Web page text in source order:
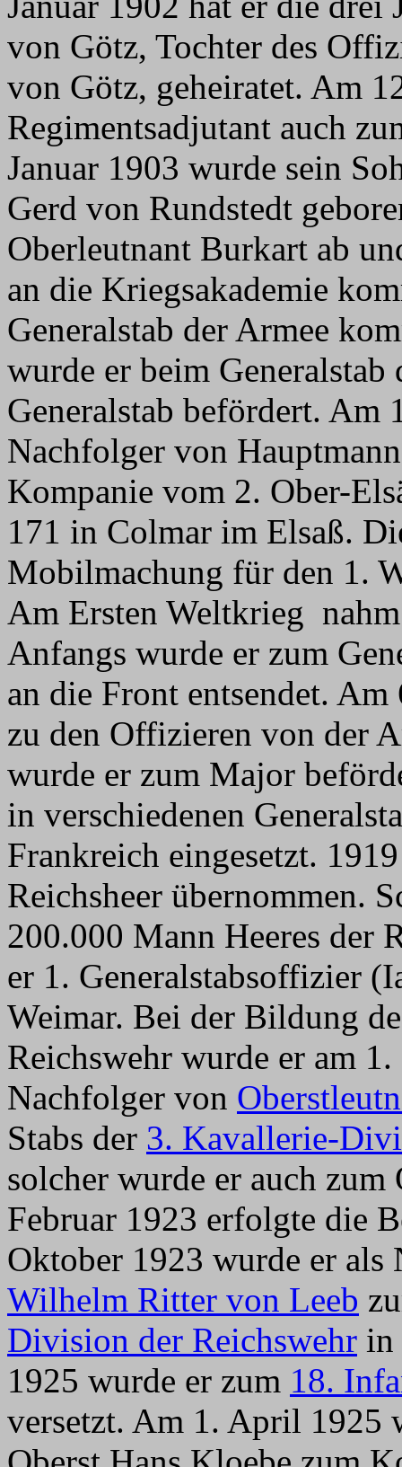
von Götz, Tochter des
von Götz, geheiratet. Am
Regimentsadjutant auch
Januar 1903 wurde sein
Gerd von Rundstedt
Oberleutnant Burkart ab
an die Kriegsakademie
Generalstab der Armee
wurde er beim
Generalstab befördert. Am
Nachfolger von
Kompanie vom 2. Ober-
171 in Colmar im Elsaß.
Mobilmachung für den 1.
Am Ersten Weltkrieg
Anfangs wurde er zum
an die Front entsendet.
zu den Offizieren von der
wurde er zum Major
in verschiedenen
Frankreich eingesetzt.
Reichsheer übernommen.
200.000 Mann Heeres der
er 1. Generalstabsoffizier
Weimar. Bei der Bildung
Reichswehr wurde er am
Nachfolger von
Stabs der 3. Kavallerie-
solcher wurde er auch
Februar 1923 erfolgte die
Oktober 1923 wurde er
Wilhelm Ritter von Leeb
Division der Reichswehr in
1925 wurde er zum 18.
versetzt. Am 1. April 1925